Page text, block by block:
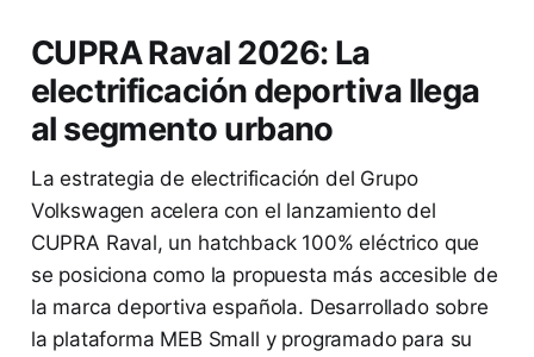
CUPRA Raval 2026: La
electrificación deportiva llega
al segmento urbano
La estrategia de electrificación del Grupo
Volkswagen acelera con el lanzamiento del
CUPRA Raval, un hatchback 100% eléctrico que
se posiciona como la propuesta más accesible de
la marca deportiva española. Desarrollado sobre
la plataforma MEB Small y programado para su